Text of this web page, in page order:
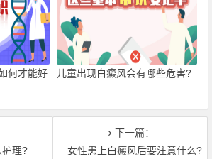
何才能好
儿童出现白癜风会有哪些危害?
护理?
下一篇：
女性患上白癜风后要注意什么?